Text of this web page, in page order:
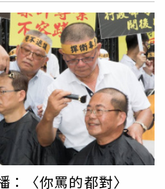
〈你罵的都對〉